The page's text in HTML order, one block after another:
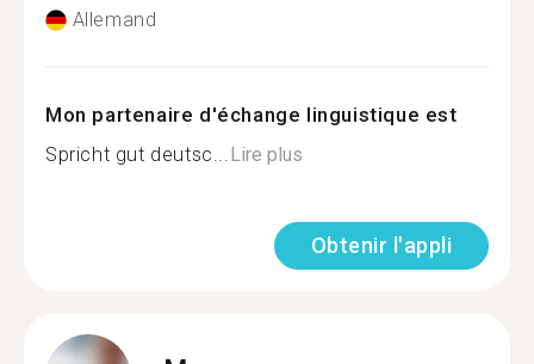
Allemand
Mon partenaire d'échange linguistique est
Spricht gut deutsc...Lire plus
Obtenir l'appli